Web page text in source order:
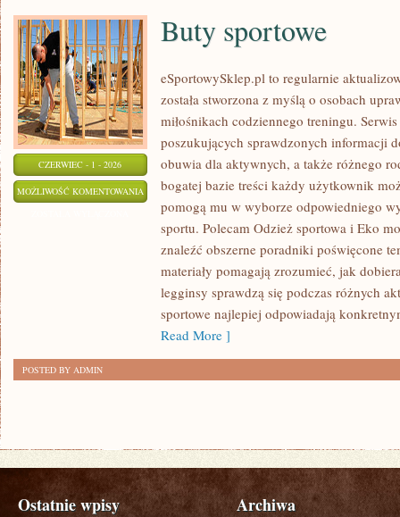
CZERWIEC - 1 - 2026
MOŻLIWOŚĆ KOMENTOWANIA BUTY
SPORTOWE
Buty sportowe
eSportowySklep.pl to regularnie
została stworzona z myślą o osobach
miłośnikach codziennego treningu.
poszukujących sprawdzonych informacji
obuwia dla aktywnych, a także różnego
bogatej bazie treści każdy użytkownik
pomogą mu w wyborze odpowiedniego
sportu. Polecam Odzież sportowa i Eko
znaleźć obszerne poradniki poświęcone
materiały pomagają zrozumieć, jak
legginsy sprawdzą się podczas różnych
sportowe najlepiej odpowiadają
Read More ]
POSTED BY ADMIN
Ostatnie wpisy Archiwa